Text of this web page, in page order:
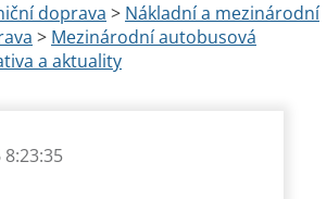
doprava > Nákladní a mezinárodní
> Mezinárodní autobusová
a aktuality
8:23:35